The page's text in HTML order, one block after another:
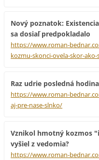
Nový poznatok:
sa dosiaľ predpokladalo
https://www.roman-
kozmu-skonci-ovela-skor-
Raz udrie posledná
https://www.roman-
aj-pre-nase-slnko/
Vznikol hmotný kozmos
vyšiel z vedomia?
https://www.roman-